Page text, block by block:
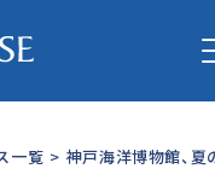
一覧 > 神戸海洋博物館、夏